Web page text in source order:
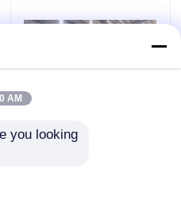
AM
you looking